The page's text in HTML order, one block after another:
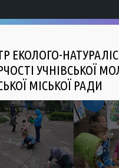
ЕКОЛОГО-
УЧНІВСЬКОЇ
МІСЬКОЇ РАДИ